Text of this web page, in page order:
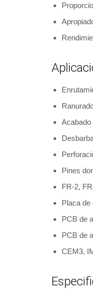
Acabado
Pines
FR-2,
Placa de
PCB de
PCB de
CEM3,